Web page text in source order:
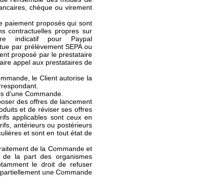
chèque ou virement
paiement proposés qui sont
contractuelles propres sur
indicatif pour Paypal
par prélèvement SEPA ou
proposé par le prestataire
appel aux prestataires de
le Client autorise la
Commande.
des offres de lancement
et de réviser ses offres
applicables sont ceux en
antérieurs ou postérieurs
et sont en tout état de
de la Commande et
la part des organismes
le droit de refuser
une Commande